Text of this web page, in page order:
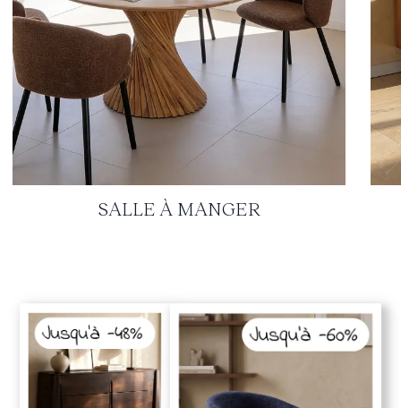
SALLE À MANGER